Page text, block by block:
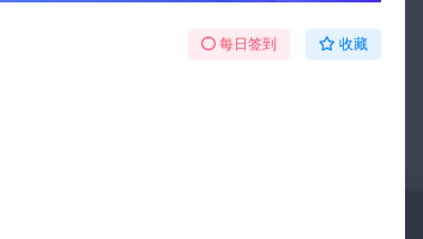
每日签到 收藏